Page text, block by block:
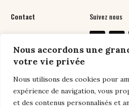
Nous accordons une
votre vie privée
Nous utilisons des cookies pour
expérience de navigation, vous
et des contenus personnalisés et
Contact
07 61 76 24 89
contact@chansonpers
Suivez nous
Liens utiles